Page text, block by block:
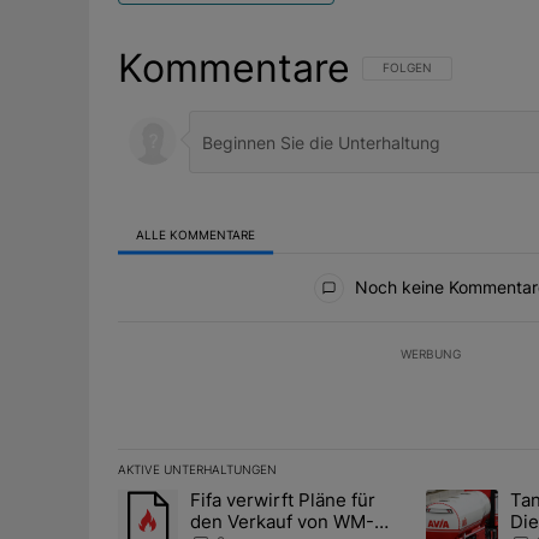
Kommentare FOLGE DIESER
FOLGEN
ALLE KOMMENTARE
Noch keine
WERBUNG
AKTIVE UNTERHALTUNGEN
Das Folgende ist eine Liste der am meisten
Ein Trendartikel mit dem Titel "Fifa verwirft Pläne für
Fifa verwirft Pläne für
den Verkauf von WM-
Ein